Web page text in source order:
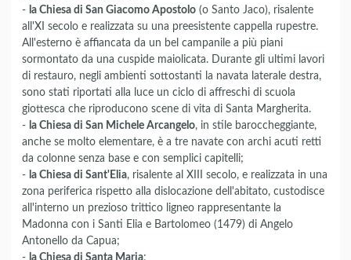
- la Chiesa di San Giacomo Apostolo (o Santo Jaco), risalente
all'XI secolo e realizzata su una preesistente cappella rupestre.
All'esterno è affiancata da un bel campanile a più piani
sormontato da una cuspide maiolicata. Durante gli ultimi lavori
di restauro, negli ambienti sottostanti la navata laterale destra,
sono stati riportati alla luce un ciclo di affreschi di scuola
giottesca che riproducono scene di vita di Santa Margherita.
- la Chiesa di San Michele Arcangelo, in stile baroccheggiante,
anche se molto elementare, è a tre navate con archi acuti retti
da colonne senza base e con semplici capitelli;
- la Chiesa di Sant'Elia, risalente al XIII secolo, e realizzata in una
zona periferica rispetto alla dislocazione dell'abitato, custodisce
all'interno un prezioso trittico ligneo rappresentante la
Madonna con i Santi Elia e Bartolomeo (1479) di Angelo
Antonello da Capua;
- la Chiesa di Santa Maria;